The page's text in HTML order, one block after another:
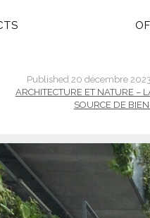
Published 20 décembre 2023
ARCHITECTURE ET NATURE –
SOURCE DE